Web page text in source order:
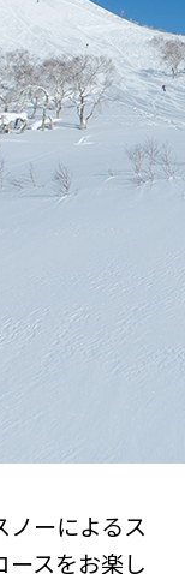
ノーによるス
ースをお楽し